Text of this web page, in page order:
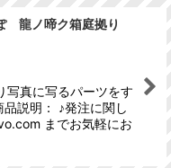
龍ノ啼ク箱庭拠り
写真に写るパーツをす
説明： ♪発注に関し
までお気軽にお